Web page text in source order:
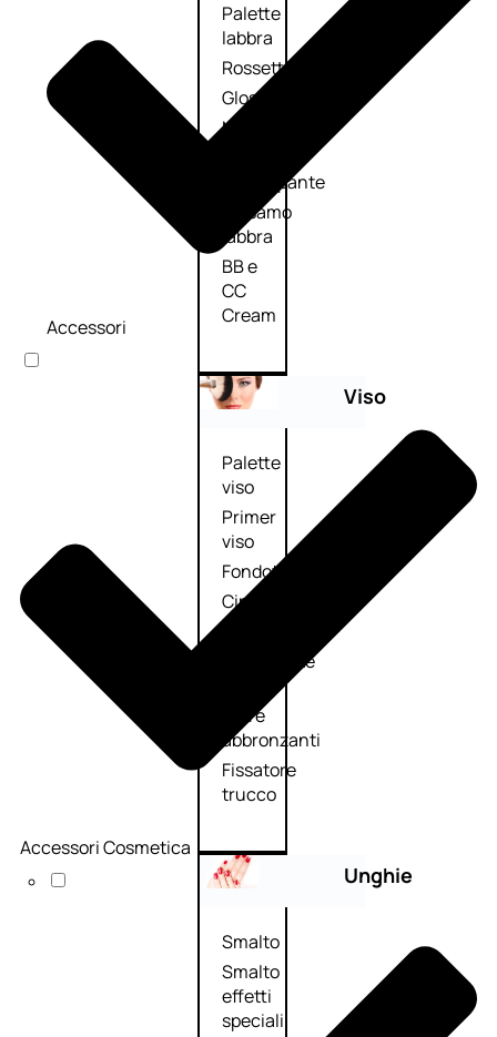
Palette
labbra
Rossetto
Gloss
Matita
Rimpolpante
Balsamo
labbra
BB e
CC
Cream
Viso
Palette
viso
Primer
viso
Fondotinta
Cipria
Illuminante
Terre
abbronzanti
Fissatore
trucco
Unghie
Smalto
Smalto
effetti
speciali
Accessori
Accessori Cosmetica